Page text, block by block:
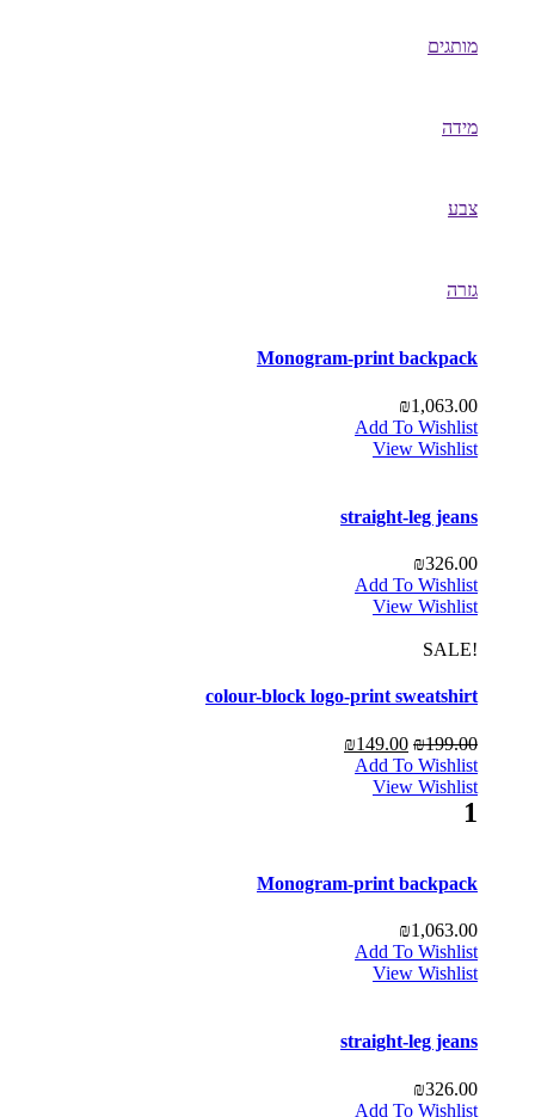
מותגים
מידה
צבע
גזרה
Monogram-print backpack
₪1,063.00
Add To Wishlist
View Wishlist
straight-leg jeans
₪326.00
Add To Wishlist
View Wishlist
!SALE
colour-block logo-print sweatshirt
₪199.00
₪149.00
Add To Wishlist
View Wishlist
1
Monogram-print backpack
₪1,063.00
Add To Wishlist
View Wishlist
straight-leg jeans
₪326.00
Add To Wishlist